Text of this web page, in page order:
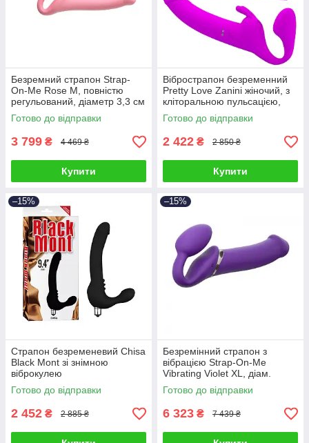
Безремний страпон Strap-
On-Me Rose M, повністю
регульований, діаметр 3,3 см
Готово до відправки
3 799 ₴ 4 469 ₴
Купити
Вібрострапон безременний
Pretty Love Zanini жіночий, з
кліторальною пульсацією,
28.3 х 4 см
Готово до відправки
2 422 ₴ 2 850 ₴
Купити
–15%
Страпон безременевий Chisa
Black Mont зі знімною
віброкулею
Готово до відправки
2 452 ₴ 2 885 ₴
–15%
Безремінний страпон з
вібрацією Strap-On-Me
Vibrating Violet XL, діам.
4,7см, пульт ДК,
регульований
Готово до відправки
6 323 ₴ 7 439 ₴